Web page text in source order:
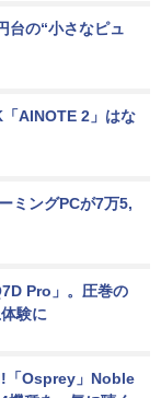
台の“小さなピュ
AINOTE 2」はな
ミングPCが7万5,
Pro」。圧巻の
験に
!「Osprey」Noble